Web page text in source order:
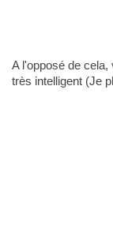
A l'opposé de
très intelligent (Je